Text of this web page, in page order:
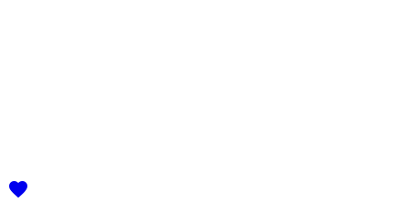
favorite